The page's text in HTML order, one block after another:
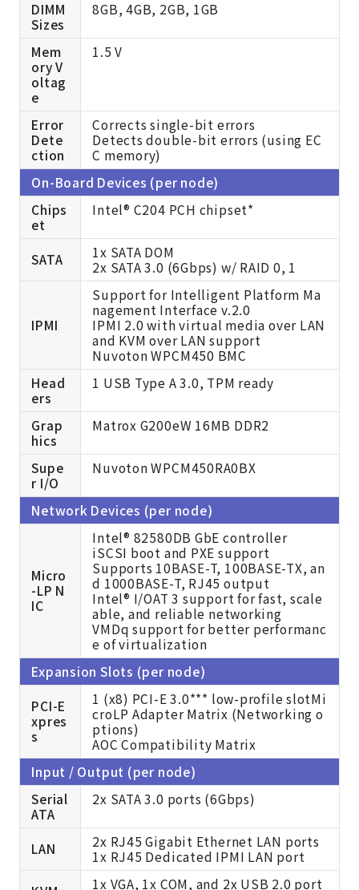
DIMM
Sizes
8GB, 4GB, 2GB, 1GB
Mem
ory V
oltag
e
1.5 V
Error
Dete
ction
Corrects single-bit errors
Detects double-bit errors (using EC
C memory)
On-Board Devices (per node)
Chips
et
Intel® C204 PCH chipset*
SATA
1x SATA DOM
2x SATA 3.0 (6Gbps) w/ RAID 0, 1
IPMI
Support for Intelligent Platform Ma
nagement Interface v.2.0
IPMI 2.0 with virtual media over LAN
and KVM over LAN support
Nuvoton WPCM450 BMC
Head
ers
1 USB Type A 3.0, TPM ready
Grap
hics
Matrox G200eW 16MB DDR2
Supe
r I/O
Nuvoton WPCM450RA0BX
Network Devices (per node)
Micro
-LP N
IC
Intel® 82580DB GbE controller
iSCSI boot and PXE support
Supports 10BASE-T, 100BASE-TX, an
d 1000BASE-T, RJ45 output
Intel® I/OAT 3 support for fast, scale
able, and reliable networking
VMDq support for better performanc
e of virtualization
Expansion Slots (per node)
PCI-E
xpres
s
1 (x8) PCI-E 3.0*** low-profile slotMi
croLP Adapter Matrix (Networking o
ptions)
AOC Compatibility Matrix
Input / Output (per node)
Serial
ATA
2x SATA 3.0 ports (6Gbps)
LAN
2x RJ45 Gigabit Ethernet LAN ports
1x RJ45 Dedicated IPMI LAN port
1x VGA, 1x COM, and 2x USB 2.0 port